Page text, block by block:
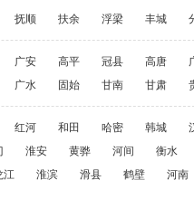
抚顺 扶余 浮梁 丰城
广安 高平 冠县 高唐
广水 固始 甘南 甘肃
红河 和田 哈密 韩城
淮安 黄骅 河间 衡水
江 淮滨 滑县 鹤壁 河南